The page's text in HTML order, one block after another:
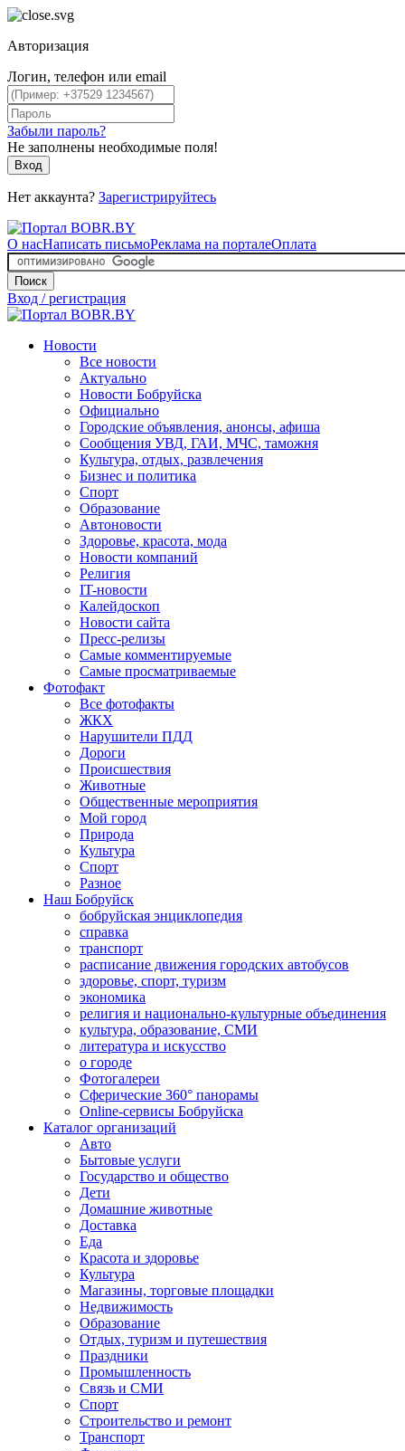
Авторизация
Логин, телефон или email
Забыли пароль?
Не заполнены необходимые поля!
Вход
Нет аккаунта? Зарегистрируйтесь
О насНаписать письмоРеклама на порталеОплата
Поиск
Вход / регистрация
Новости
Все новости
Актуально
Новости Бобруйска
Официально
Городские объявления, анонсы, афиша
Сообщения УВД, ГАИ, МЧС, таможня
Культура, отдых, развлечения
Бизнес и политика
Спорт
Образование
Автоновости
Здоровье, красота, мода
Новости компаний
Религия
IT-новости
Калейдоскоп
Новости сайта
Пресс-релизы
Самые комментируемые
Самые просматриваемые
Фотофакт
Все фотофакты
ЖКХ
Нарушители ПДД
Дороги
Происшествия
Животные
Общественные мероприятия
Мой город
Природа
Культура
Спорт
Разное
Наш Бобруйск
бобруйская энциклопедия
справка
транспорт
расписание движения городских автобусов
здоровье, спорт, туризм
экономика
религия и национально-культурные объединения
культура, образование, СМИ
литература и искусство
о городе
Фотогалереи
Сферические 360° панорамы
Online-сервисы Бобруйска
Каталог организаций
Авто
Бытовые услуги
Государство и общество
Дети
Домашние животные
Доставка
Еда
Красота и здоровье
Культура
Магазины, торговые площадки
Недвижимость
Образование
Отдых, туризм и путешествия
Праздники
Промышленность
Связь и СМИ
Спорт
Строительство и ремонт
Транспорт